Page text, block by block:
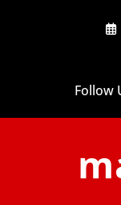
Follow